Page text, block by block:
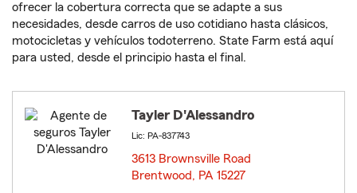
ofrecer la cobertura correcta que se adapte a sus
necesidades, desde carros de uso cotidiano hasta clásicos,
motocicletas y vehículos todoterreno. State Farm está aquí
para usted, desde el principio hasta el final.
Tayler D'Alessandro
Lic: PA-837743
3613 Brownsville Road
Brentwood, PA 15227